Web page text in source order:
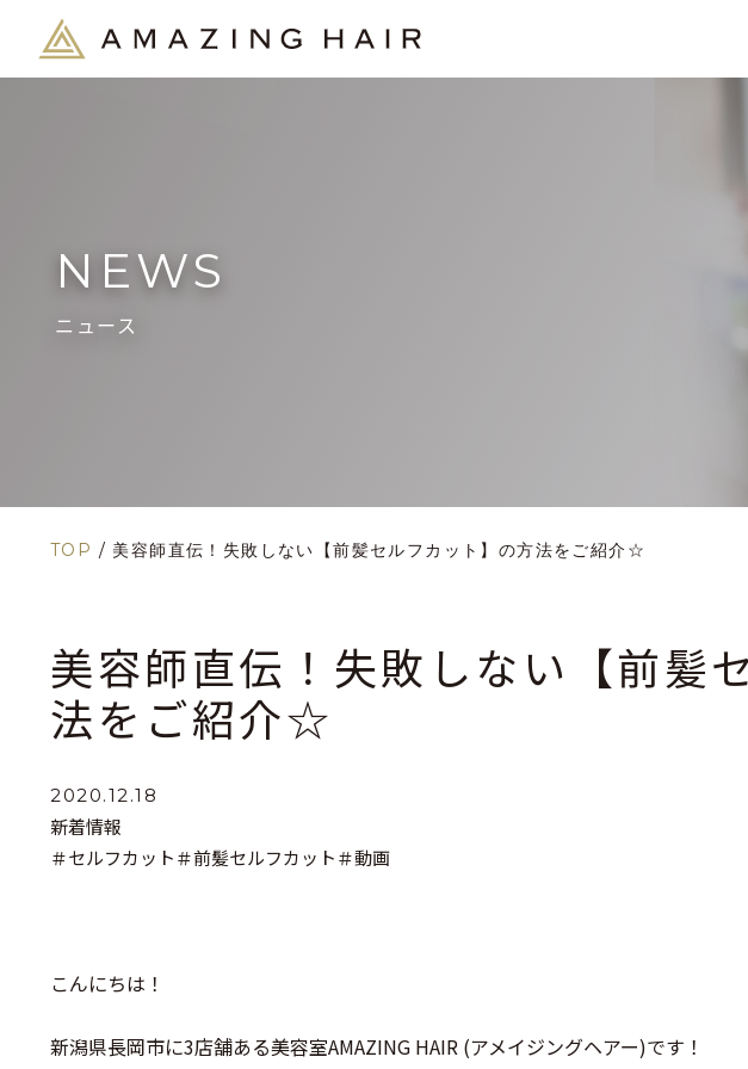
NEWS
ニュース
TOP / 美容師直伝！失敗しない【前髪セルフカット】の方法をご紹介☆
美容師直伝！失敗しない【前髪
法をご紹介☆
2020.12.18
新着情報
＃セルフカット＃前髪セルフカット＃動画
こんにちは！
新潟県長岡市に3店舗ある美容室AMAZING HAIR (アメイジングヘアー)です！